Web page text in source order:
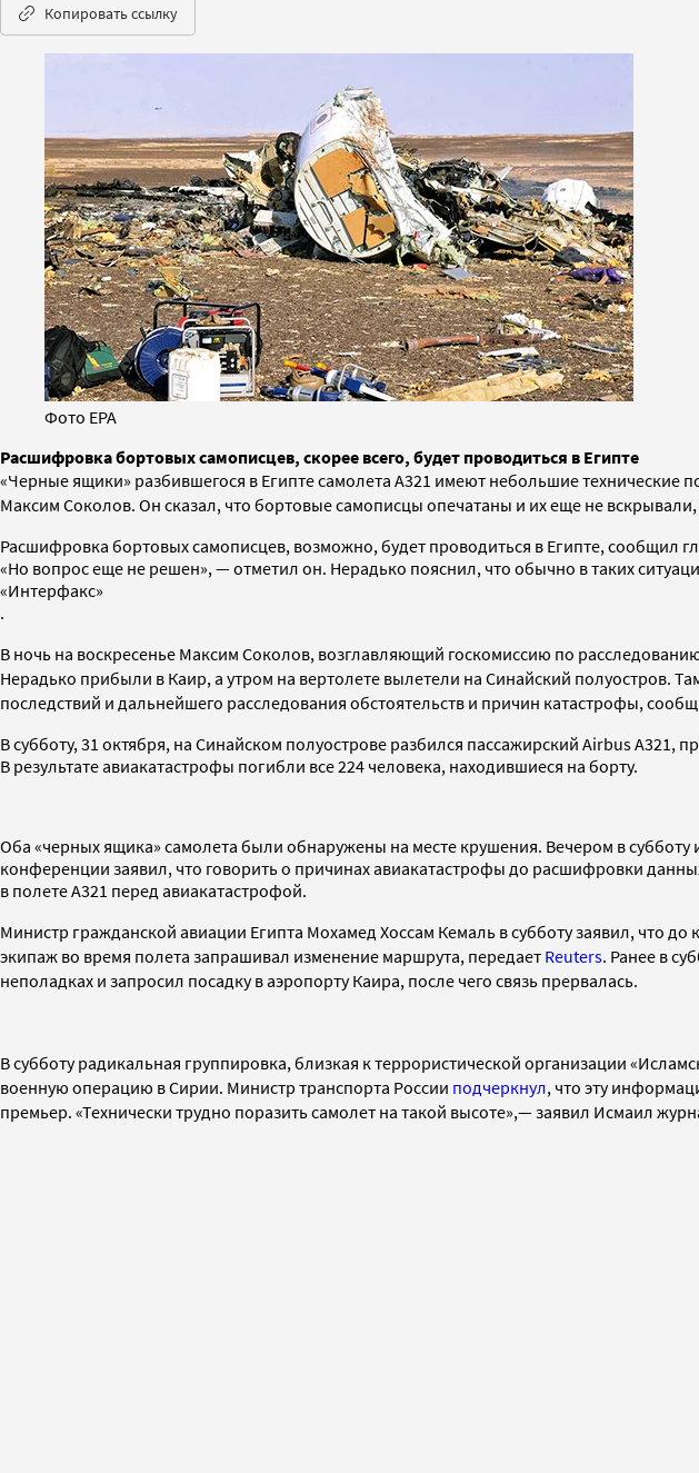
Копировать ссылку
Фото EPA
Расшифровка бортовых самописцев, скорее всего, будет проводиться в Египте
«Черные ящики» разбившегося в Египте самолета А321 имеют небольшие технические
Максим Соколов. Он сказал, что бортовые самописцы опечатаны и их еще не
Расшифровка бортовых самописцев, возможно, будет проводиться в Египте, сообщил
«Но вопрос еще не решен», — отметил он. Нерадько пояснил, что обычно в таких
«Интерфакс»
.
В ночь на воскресенье Максим Соколов, возглавляющий госкомиссию по
Нерадько прибыли в Каир, а утром на вертолете вылетели на Синайский полуостров.
последствий и дальнейшего расследования обстоятельств и причин катастрофы,
В субботу, 31 октября, на Синайском полуострове разбился пассажирский Airbus
В результате авиакатастрофы погибли все 224 человека, находившиеся на борту.
Оба «черных ящика» самолета были обнаружены на месте крушения. Вечером в
конференции заявил, что говорить о причинах авиакатастрофы до расшифровки
в полете A321 перед авиакатастрофой.
Министр гражданской авиации Египта Мохамед Хоссам Кемаль в субботу заявил, что
экипаж во время полета запрашивал изменение маршрута, передает Reuters. Ранее в
неполадках и запросил посадку в аэропорту Каира, после чего связь прервалась.
В субботурадикальная группировка, близкая к террористической организации
военную операцию в Сирии. Министр транспорта России подчеркнул, что эту
премьер. «Технически трудно поразить самолет на такой высоте»,— заявил Исмаил